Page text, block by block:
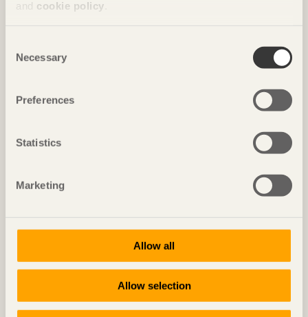
and cookie policy
Selection
Necessary
Preferences
Statistics
Marketing
Allow all
Allow selection
NOTERAT
Gästhus ger by nytt liv
Foto: Björn Lofterud
NOTERAT
Diskret placerat experiment
Ateljé Grytnäspå Lisö, Sverige avIn Praise of Shadows